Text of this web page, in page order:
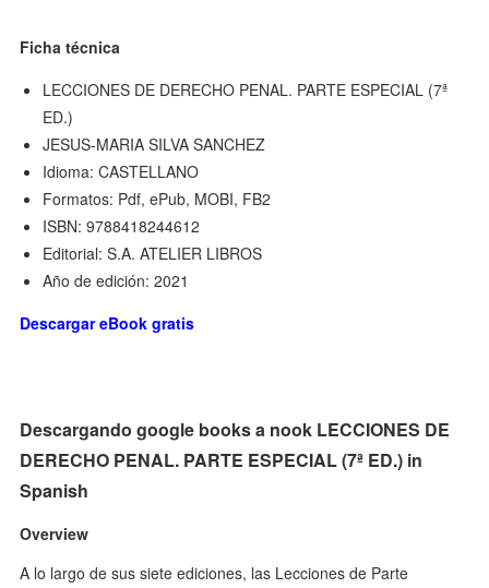
Ficha técnica
LECCIONES DE DERECHO PENAL. PARTE ESPECIAL (7ª
ED.)
JESUS-MARIA SILVA SANCHEZ
Idioma: CASTELLANO
Formatos: Pdf, ePub, MOBI, FB2
ISBN: 9788418244612
Editorial: S.A. ATELIER LIBROS
Año de edición: 2021
Descargar eBook gratis
Descargando google books a nook LECCIONES DE
DERECHO PENAL. PARTE ESPECIAL (7ª ED.) in
Spanish
Overview
A lo largo de sus siete ediciones, las Lecciones de Parte